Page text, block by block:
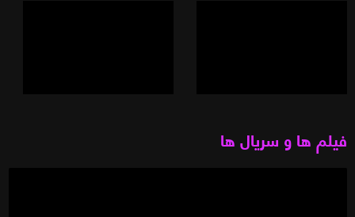
فیلم ها و سریال ها